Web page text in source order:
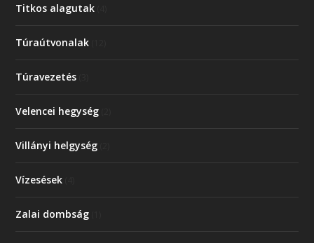
Titkos alagutak
Túraútvonalak
Túravezetés
Velencei hegység
Villányi helgység
Vízesések
Zalai dombság